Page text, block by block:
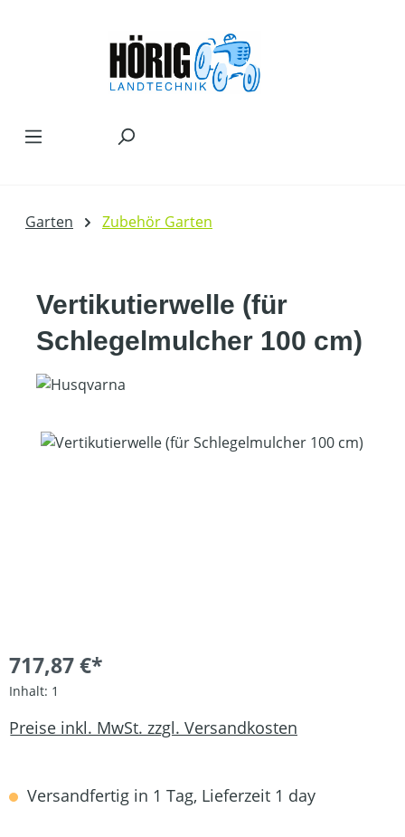
Garten Zubehör Garten
Vertikutierwelle (für
Schlegelmulcher 100 cm)
Bildergalerie überspringen
717,87 €*
Inhalt: 1
Preise inkl. MwSt. zzgl. Versandkosten
Versandfertig in 1 Tag, Lieferzeit 1 day